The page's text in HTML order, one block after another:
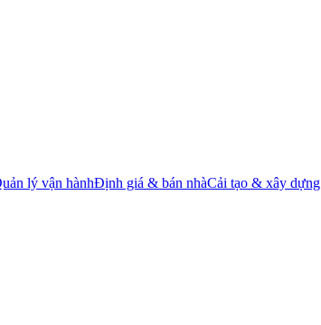
lý vận hànhĐịnh giá & bán nhàCải tạo & xây dựng